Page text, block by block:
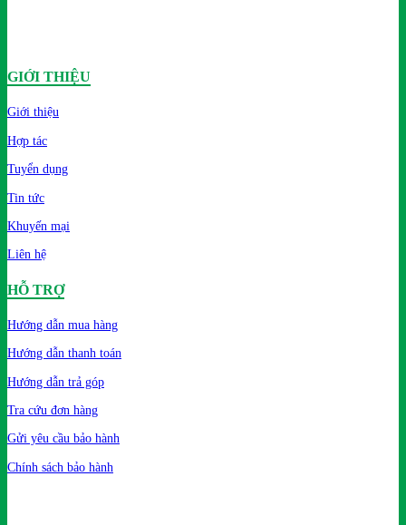
GIỚI THIỆU
Giới thiệu
Hợp tác
Tuyển dụng
Tin tức
Khuyến mại
Liên hệ
HỖ TRỢ
Hướng dẫn mua hàng
Hướng dẫn thanh toán
Hướng dẫn trả góp
Tra cứu đơn hàng
Gửi yêu cầu bảo hành
Chính sách bảo hành